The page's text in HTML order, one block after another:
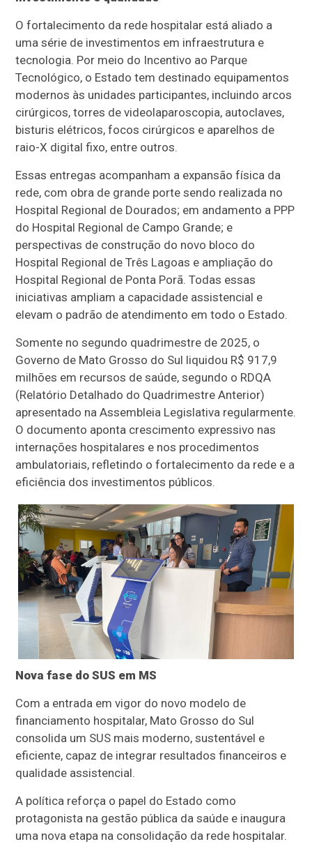
O fortalecimento da rede hospitalar está aliado a
uma série de investimentos em infraestrutura e
tecnologia. Por meio do Incentivo ao Parque
Tecnológico, o Estado tem destinado equipamentos
modernos às unidades participantes, incluindo arcos
cirúrgicos, torres de videolaparoscopia, autoclaves,
bisturis elétricos, focos cirúrgicos e aparelhos de
raio-X digital fixo, entre outros.
Essas entregas acompanham a expansão física da
rede, com obra de grande porte sendo realizada no
Hospital Regional de Dourados; em andamento a PPP
do Hospital Regional de Campo Grande; e
perspectivas de construção do novo bloco do
Hospital Regional de Três Lagoas e ampliação do
Hospital Regional de Ponta Porã. Todas essas
iniciativas ampliam a capacidade assistencial e
elevam o padrão de atendimento em todo o Estado.
Somente no segundo quadrimestre de 2025, o
Governo de Mato Grosso do Sul liquidou R$ 917,9
milhões em recursos de saúde, segundo o RDQA
(Relatório Detalhado do Quadrimestre Anterior)
apresentado na Assembleia Legislativa regularmente.
O documento aponta crescimento expressivo nas
internações hospitalares e nos procedimentos
ambulatoriais, refletindo o fortalecimento da rede e a
eficiência dos investimentos públicos.
Nova fase do SUS em MS
Com a entrada em vigor do novo modelo de
financiamento hospitalar, Mato Grosso do Sul
consolida um SUS mais moderno, sustentável e
eficiente, capaz de integrar resultados financeiros e
qualidade assistencial.
A política reforça o papel do Estado como
protagonista na gestão pública da saúde e inaugura
uma nova etapa na consolidação da rede hospitalar.